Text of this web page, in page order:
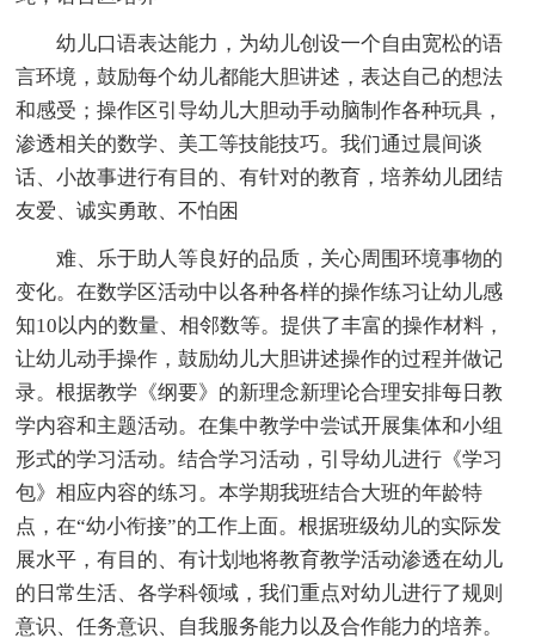
幼儿口语表达能力，为幼儿创设一个自由宽松的语
言环境，鼓励每个幼儿都能大胆讲述，表达自己的想法
和感受；操作区引导幼儿大胆动手动脑制作各种玩具，
渗透相关的数学、美工等技能技巧。我们通过晨间谈
话、小故事进行有目的、有针对的教育，培养幼儿团结
友爱、诚实勇敢、不怕困
难、乐于助人等良好的品质，关心周围环境事物的
变化。在数学区活动中以各种各样的操作练习让幼儿感
知10以内的数量、相邻数等。提供了丰富的操作材料，
让幼儿动手操作，鼓励幼儿大胆讲述操作的过程并做记
录。根据教学《纲要》的新理念新理论合理安排每日教
学内容和主题活动。在集中教学中尝试开展集体和小组
形式的学习活动。结合学习活动，引导幼儿进行《学习
包》相应内容的练习。本学期我班结合大班的年龄特
点，在“幼小衔接”的工作上面。根据班级幼儿的实际发
展水平，有目的、有计划地将教育教学活动渗透在幼儿
的日常生活、各学科领域，我们重点对幼儿进行了规则
意识、任务意识、自我服务能力以及合作能力的培养。